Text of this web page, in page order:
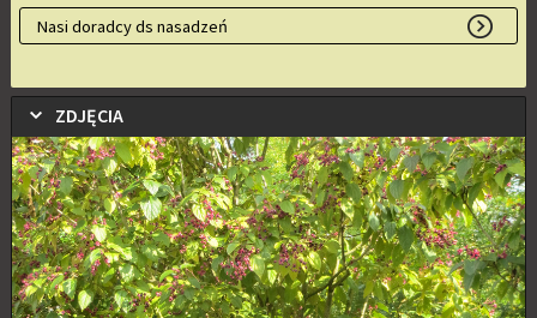
Nasi doradcy ds nasadzeń
ZDJĘCIA